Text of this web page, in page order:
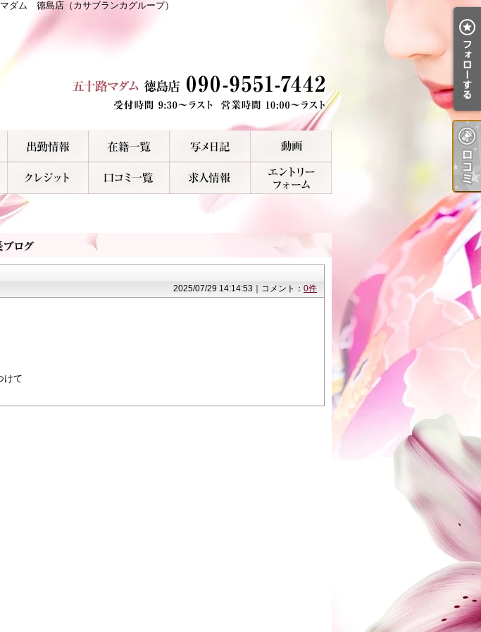
ダム 徳島店（カサブランカグループ）
2025/07/29 14:14:53｜コメント： 0件
けて